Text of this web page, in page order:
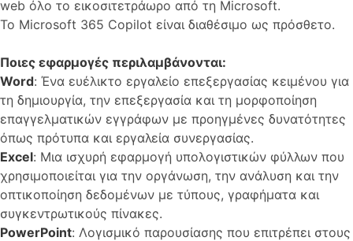
web όλο το εικοσιτετράωρο από τη Microsoft.
Το Microsoft 365 Copilot είναι διαθέσιμο ως πρόσθετο.
Ποιες εφαρμογές περιλαμβάνονται:
Word: Ένα ευέλικτο εργαλείο επεξεργασίας κειμένου για
τη δημιουργία, την επεξεργασία και τη μορφοποίηση
επαγγελματικών εγγράφων με προηγμένες δυνατότητες
όπως πρότυπα και εργαλεία συνεργασίας.
Excel: Μια ισχυρή εφαρμογή υπολογιστικών φύλλων που
χρησιμοποιείται για την οργάνωση, την ανάλυση και την
οπτικοποίηση δεδομένων με τύπους, γραφήματα και
συγκεντρωτικούς πίνακες.
PowerPoint: Λογισμικό παρουσίασης που επιτρέπει στους